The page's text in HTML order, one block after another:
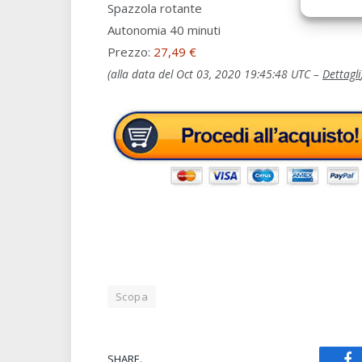
Spazzola rotante
Autonomia 40 minuti
Prezzo: 27,49 €
(alla data del Oct 03, 2020 19:45:48 UTC – Dettagli
Scopa
SHARE.